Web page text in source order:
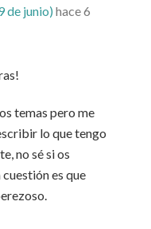
de junio) hace 6
temas pero me
lo que tengo
no sé si os
es que